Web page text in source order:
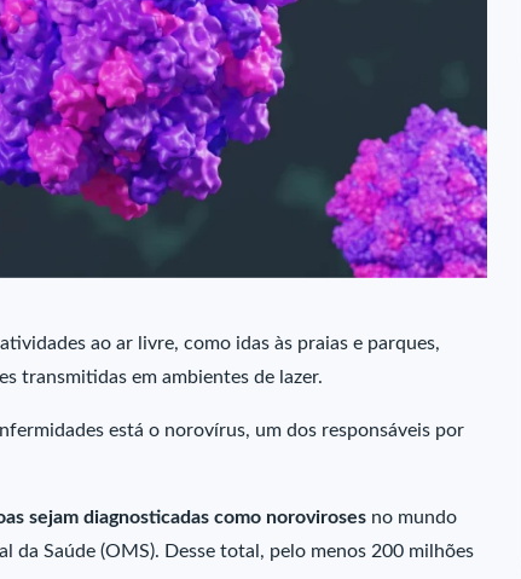
ao ar livre, como idas às praias e parques,
transmitidas em ambientes de lazer.
está o norovírus, um dos responsáveis por
sejam diagnosticadas como noroviroses no mundo
da Saúde (OMS). Desse total, pelo menos 200 milhões